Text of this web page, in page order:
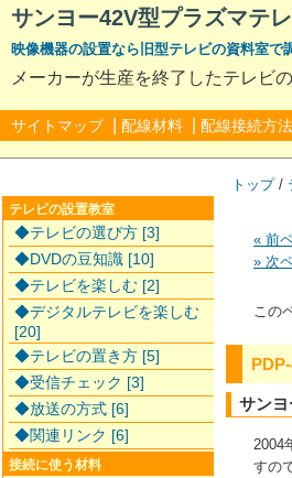
サンヨー42V型プラズマテ
映像機器の設置なら旧型テレビの資料室で
メーカーが生産を終了したテレビ
サイトマップ 配線材料 配線接続方法
トップ/
« 前
» 次
この
サン
2004
すの
テレビの設置教室
◆テレビの選び方 [3]
◆DVDの豆知識 [10]
◆テレビを楽しむ [2]
◆デジタルテレビを楽しむ
[20]
◆テレビの置き方 [5]
◆受信チェック [3]
◆放送の方式 [6]
◆関連リンク [6]
接続に使う材料